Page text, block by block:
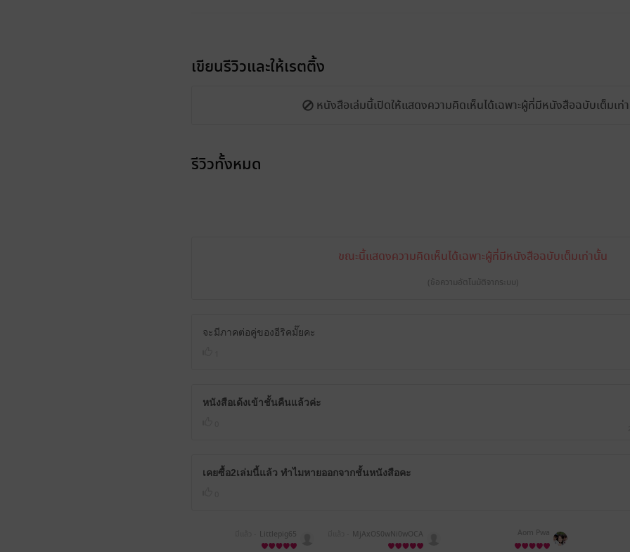
เขียนรีวิวและให้เรตติ้ง
หนังสือเล่มนี้เปิดให้แสดงความคิดเห็นได้เฉพาะผู้ที่มีหนังสือฉบับเต็มเท่
รีวิวทั้งหมด
ขณะนี้แสดงความคิดเห็นได้เฉพาะผู้ที่มีหนังสือฉบับเต็มเท่านั้น
(ข้อความอัตโนมัติจากระบบ)
จะมีภาคต่อคู่ของอีริคมั๊ยคะ
หนังสือเด้งเข้าชั้นคืนแล้วค่ะ
เคยซื้อ2เล่มนี้แล้ว ทำไมหายออกจากชั้นหนังสือคะ
Littlepig65
MjAxOS0wNi0wOCA
wOTozNjozMQ==
Aom Pwa